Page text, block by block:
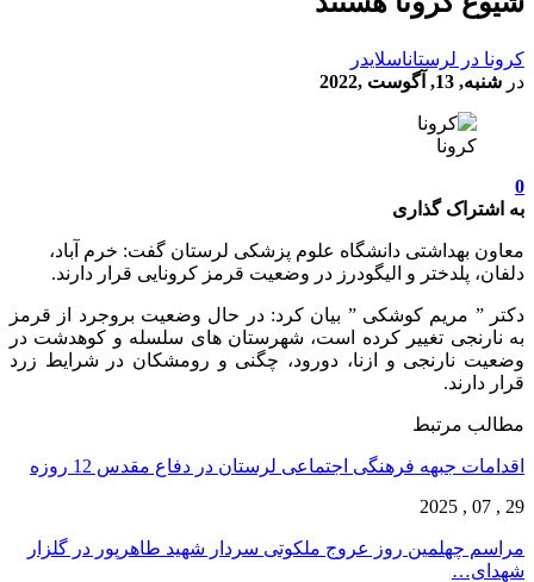
کرونا در لرستاناسلایدر
در شنبه, 13, آگوست ,2022
کرونا
0
به اشتراک گذاری
معاون بهداشتی دانشگاه علوم پزشکی لرستان گفت: خرم آباد،
دلفان، پلدختر و الیگودرز در وضعیت قرمز کرونایی قرار دارند.
دکتر ” مریم کوشکی ” بیان کرد: در حال وضعیت بروجرد از قرمز
به نارنجی تغییر کرده است، شهرستان های سلسله و کوهدشت در
وضعیت نارنجی و ازنا، دورود، چگنی و رومشکان در شرایط زرد
قرار دارند.
مطالب مرتبط
اقدامات جبهه فرهنگی اجتماعی لرستان در دفاع مقدس 12 روزه
29 , 07 , 2025
مراسم چهلمین روز عروج ملکوتی سردار شهید طاهرپور در گلزار
شهدای…